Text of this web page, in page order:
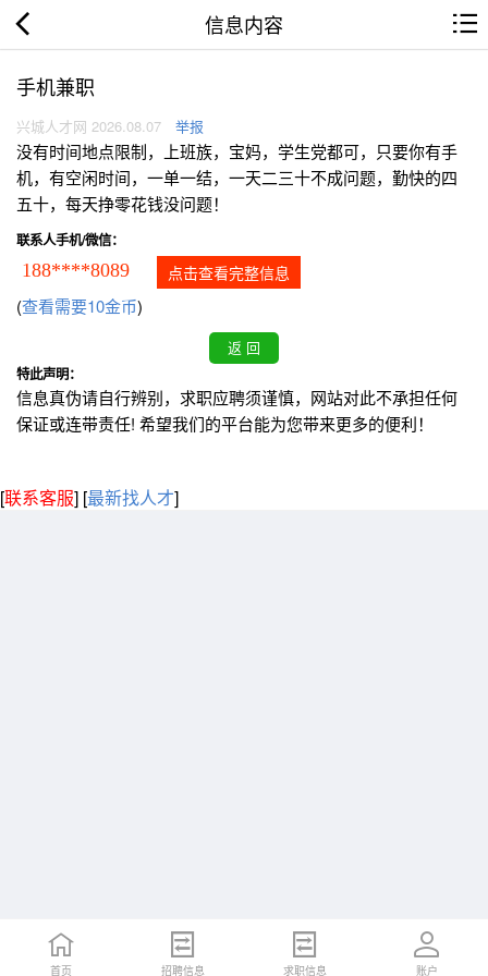
信息内容
手机兼职
兴城人才网 2026.08.07 举报
没有时间地点限制，上班族，宝妈，学生党都可，只要你有手
机，有空闲时间，一单一结，一天二三十不成问题，勤快的四
五十，每天挣零花钱没问题！
联系人手机/微信：
188****8089 点击查看完整信息
(查看需要10金币)
特此声明：
信息真伪请自行辨别，求职应聘须谨慎，网站对此不承担任何
保证或连带责任! 希望我们的平台能为您带来更多的便利！
[联系客服] [最新找人才]
首页 招聘信息 求职信息 账户